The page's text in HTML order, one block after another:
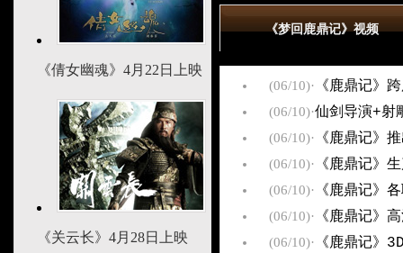
《倩女幽魂》4月22日上映
《关云长》4月28日上映
《梦回鹿鼎记》视频
(06/10)· 《鹿鼎记》
(06/10)·仙剑导演+射
(06/10)· 《鹿鼎记》
(06/10)· 《鹿鼎记》
(06/10)· 《鹿鼎记》
(06/10)· 《鹿鼎记》
(06/10)· 《鹿鼎记》